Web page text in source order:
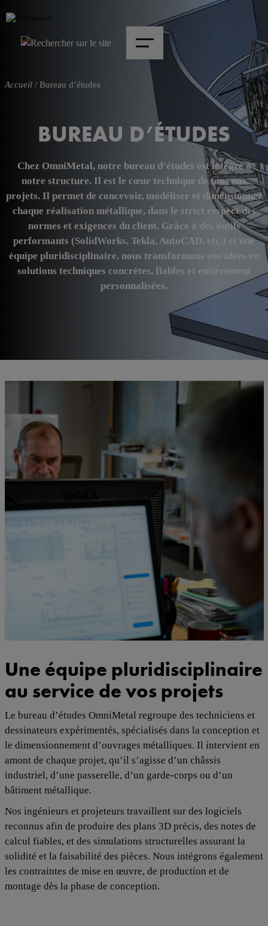
Accueil/ Bureau d’études
BUREAU D’ÉTUDES
Chez OmniMetal, notre bureau d’études est intégré à
notre structure. Il est le cœur technique de tous nos
projets. Il permet de concevoir, modéliser et dimensionner
chaque réalisation métallique, dans le strict respect des
normes et exigences du client. Grâce à des outils
performants (SolidWorks, Tekla, AutoCAD, etc.) et une
équipe pluridisciplinaire, nous transformons vos idées en
solutions techniques concrètes, fiables et entièrement
personnalisées.
Une équipe pluridisciplinaire
au service de vos projets
Le bureau d’études OmniMetal regroupe des techniciens et
dessinateurs expérimentés, spécialisés dans la conception et
le dimensionnement d’ouvrages métalliques. Il intervient en
amont de chaque projet, qu’il s’agisse d’un châssis
industriel, d’une passerelle, d’un garde-corps ou d’un
bâtiment métallique.
Nos ingénieurs et projeteurs travaillent sur des logiciels
reconnus afin de produire des plans 3D précis, des notes de
calcul fiables, et des simulations structurelles assurant la
solidité et la faisabilité des pièces. Nous intégrons également
les contraintes de mise en œuvre, de production et de
montage dès la phase de conception.